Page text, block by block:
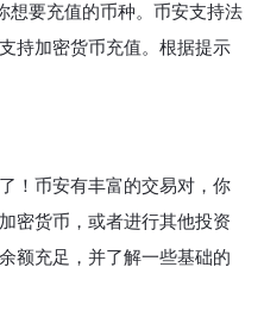
想要充值的币种。币安支持法
持加密货币充值。根据提示
！币安有丰富的交易对，你
密货币，或者进行其他投资
额充足，并了解一些基础的